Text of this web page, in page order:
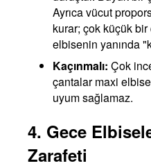
Ayrıca vücut
kurar; çok küçük
elbisenin yanında
Kaçınmalı: Çok
çantalar maxi
uyum sağlamaz.
4. Gece
Zarafeti